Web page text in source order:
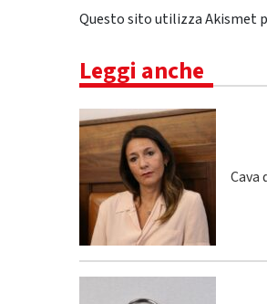
Questo sito utilizza Akismet
Leggi anche